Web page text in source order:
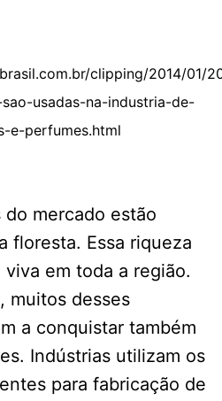
clipping/2014/01/
usadas-na-industria-de-
e-perfumes.html
mercado estão
floresta. Essa riqueza
em toda a região.
muitos desses
a conquistar também
Indústrias utilizam os
para fabricação de